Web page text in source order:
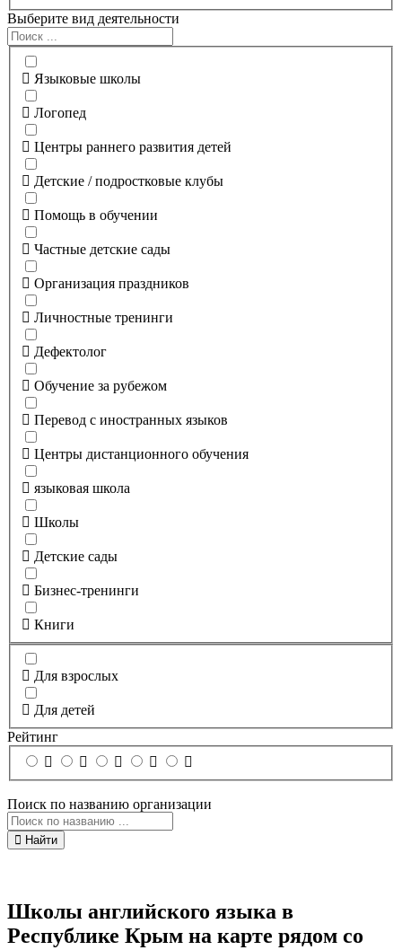
Выберите вид деятельности
Языковые школы
Логопед
Центры раннего развития детей
Детские / подростковые клубы
Помощь в обучении
Частные детские сады
Организация праздников
Личностные тренинги
Дефектолог
Обучение за рубежом
Перевод с иностранных языков
Центры дистанционного обучения
языковая школа
Школы
Детские сады
Бизнес-тренинги
Книги
Для взрослых
Для детей
Рейтинг
Поиск по названию организации
Найти
Школы английского языка в
Республике Крым на карте рядом со